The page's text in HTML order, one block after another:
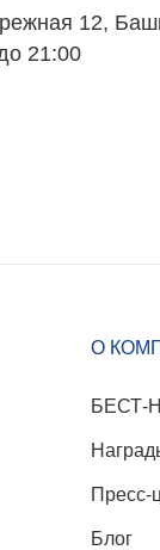
12,
21:00
О
БЕСТ-
Пресс-
Блог